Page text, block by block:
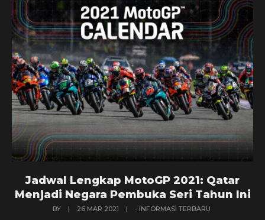
Jadwal Lengkap MotoGP 2021: Qatar
Menjadi Negara Pembuka Seri Tahun Ini
BY | 26 MAR 2021 | - INFORMASI TERBARU